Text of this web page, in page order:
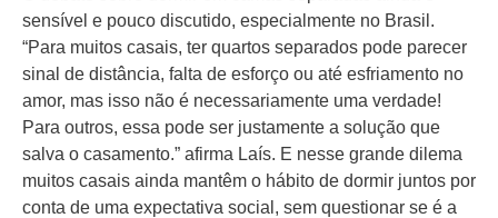
sensível e pouco discutido, especialmente no Brasil.
“Para muitos casais, ter quartos separados pode parecer
sinal de distância, falta de esforço ou até esfriamento no
amor, mas isso não é necessariamente uma verdade!
Para outros, essa pode ser justamente a solução que
salva o casamento.” afirma Laís. E nesse grande dilema
muitos casais ainda mantêm o hábito de dormir juntos por
conta de uma expectativa social, sem questionar se é a